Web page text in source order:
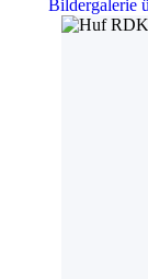
Bildergalerie